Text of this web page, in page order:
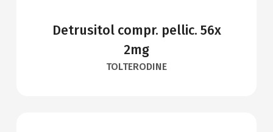
Detrusitol compr. pellic. 56x
2mg
TOLTERODINE